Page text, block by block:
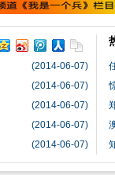
(2014-06-07)
(2014-06-07)
(2014-06-07)
(2014-06-07)
(2014-06-07)